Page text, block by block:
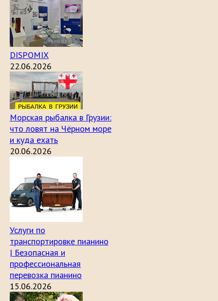
DISPOMIX
22.06.2026
Морская рыбалка в Грузии:
что ловят на Чёрном море
и куда ехать
20.06.2026
Услуги по
транспортировке пианино
| Безопасная и
профессиональная
перевозка пианино
15.06.2026